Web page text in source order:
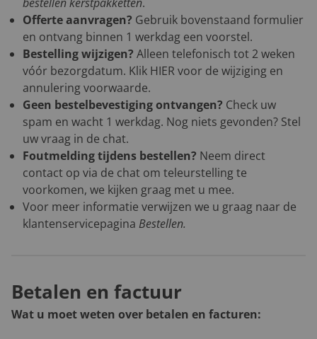
Offerte aanvragen? Gebruik bovenstaand formulier
en ontvang binnen 1 werkdag een voorstel.
Bestelling wijzigen? Alleen telefonisch tot 2 weken
vóór bezorgdatum. Klik HIERvoor de wijziging en
annulering voorwaarde.
Geen bestelbevestiging ontvangen? Check uw
spam en wacht 1 werkdag. Nog niets gevonden? Stel
uw vraag in de chat.
Foutmelding tijdens bestellen? Neem direct
contact op via de chat om teleurstelling te
voorkomen, we kijken graag met u mee.
Voor meer informatie verwijzen we u graag naar de
klantenservicepagina Bestellen.
Betalen en factuur
Wat u moet weten over betalen en facturen: